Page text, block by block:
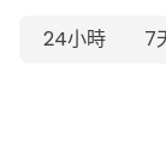
24小時 7